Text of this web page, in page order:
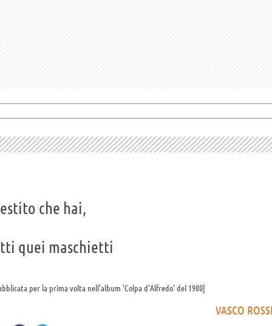
che hai,
quei maschietti
per la prima volta nell'album 'Colpa d'Alfredo' del 1980
VASCO